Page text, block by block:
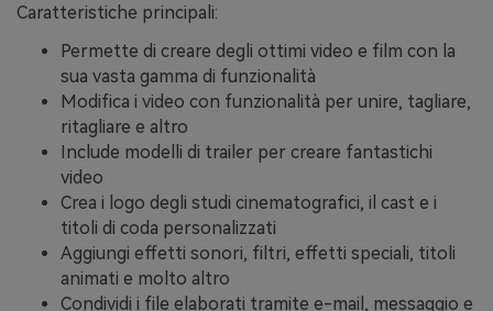
Caratteristiche principali:
Permette di creare degli ottimi video e film con la
sua vasta gamma di funzionalità
Modifica i video con funzionalità per unire, tagliare,
ritagliare e altro
Include modelli di trailer per creare fantastichi
video
Crea i logo degli studi cinematografici, il cast e i
titoli di coda personalizzati
Aggiungi effetti sonori, filtri, effetti speciali, titoli
animati e molto altro
Condividi i file elaborati tramite e-mail, messaggio e